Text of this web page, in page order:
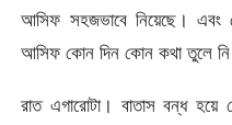
আসিফ সহজভাবে নিয়েছে। এবং
আসিফ কোন দিন কোন কথা তুলে
রাত এগারোটা। বাতাস বন্ধ হয়ে